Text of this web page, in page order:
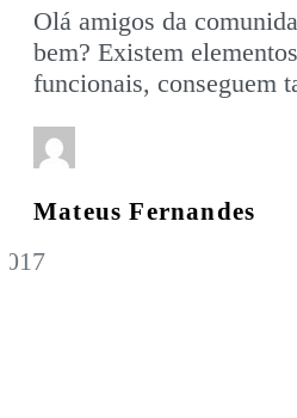
Olá amigos da
bem? Existem
funcionais, conseguem
Mateus Fernandes